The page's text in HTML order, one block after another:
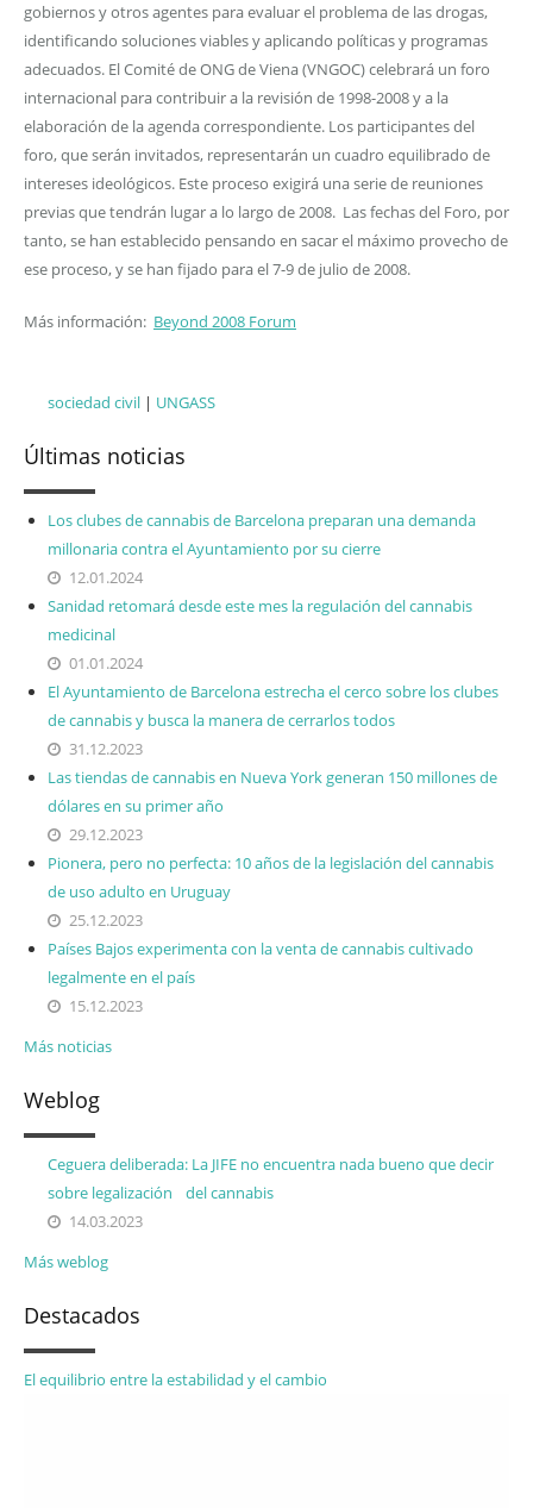
gobiernos y otros agentes para evaluar el problema de las drogas,
identificando soluciones viables y aplicando políticas y programas
adecuados. El Comité de ONG de Viena (VNGOC) celebrará un foro
internacional para contribuir a la revisión de 1998-2008 y a la
elaboración de la agenda correspondiente. Los participantes del
foro, que serán invitados, representarán un cuadro equilibrado de
intereses ideológicos. Este proceso exigirá una serie de reuniones
previas que tendrán lugar a lo largo de 2008. Las fechas del Foro, por
tanto, se han establecido pensando en sacar el máximo provecho de
ese proceso, y se han fijado para el 7-9 de julio de 2008.
Más información: Beyond 2008 Forum
sociedad civil | UNGASS
Últimas noticias
Los clubes de cannabis de Barcelona preparan una demanda
millonaria contra el Ayuntamiento por su cierre
12.01.2024
Sanidad retomará desde este mes la regulación del cannabis
medicinal
01.01.2024
El Ayuntamiento de Barcelona estrecha el cerco sobre los clubes
de cannabis y busca la manera de cerrarlos todos
31.12.2023
Las tiendas de cannabis en Nueva York generan 150 millones de
dólares en su primer año
29.12.2023
Pionera, pero no perfecta: 10 años de la legislación del cannabis
de uso adulto en Uruguay
25.12.2023
Países Bajos experimenta con la venta de cannabis cultivado
legalmente en el país
15.12.2023
Más noticias
Weblog
Ceguera deliberada: La JIFE no encuentra nada bueno que decir
sobre legalización del cannabis
14.03.2023
Más weblog
Destacados
El equilibrio entre la estabilidad y el cambio